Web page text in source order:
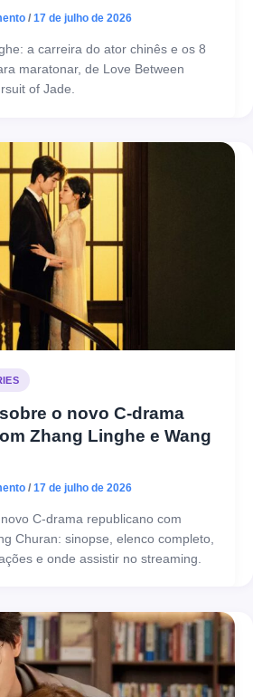
/ 17 de julho de 2026
a carreira do ator chinês e os 8
maratonar, de Love Between
of Jade.
o novo C-drama
Zhang Linghe e Wang
/ 17 de julho de 2026
C-drama republicano com
Churan: sinopse, elenco completo,
e onde assistir no streaming.